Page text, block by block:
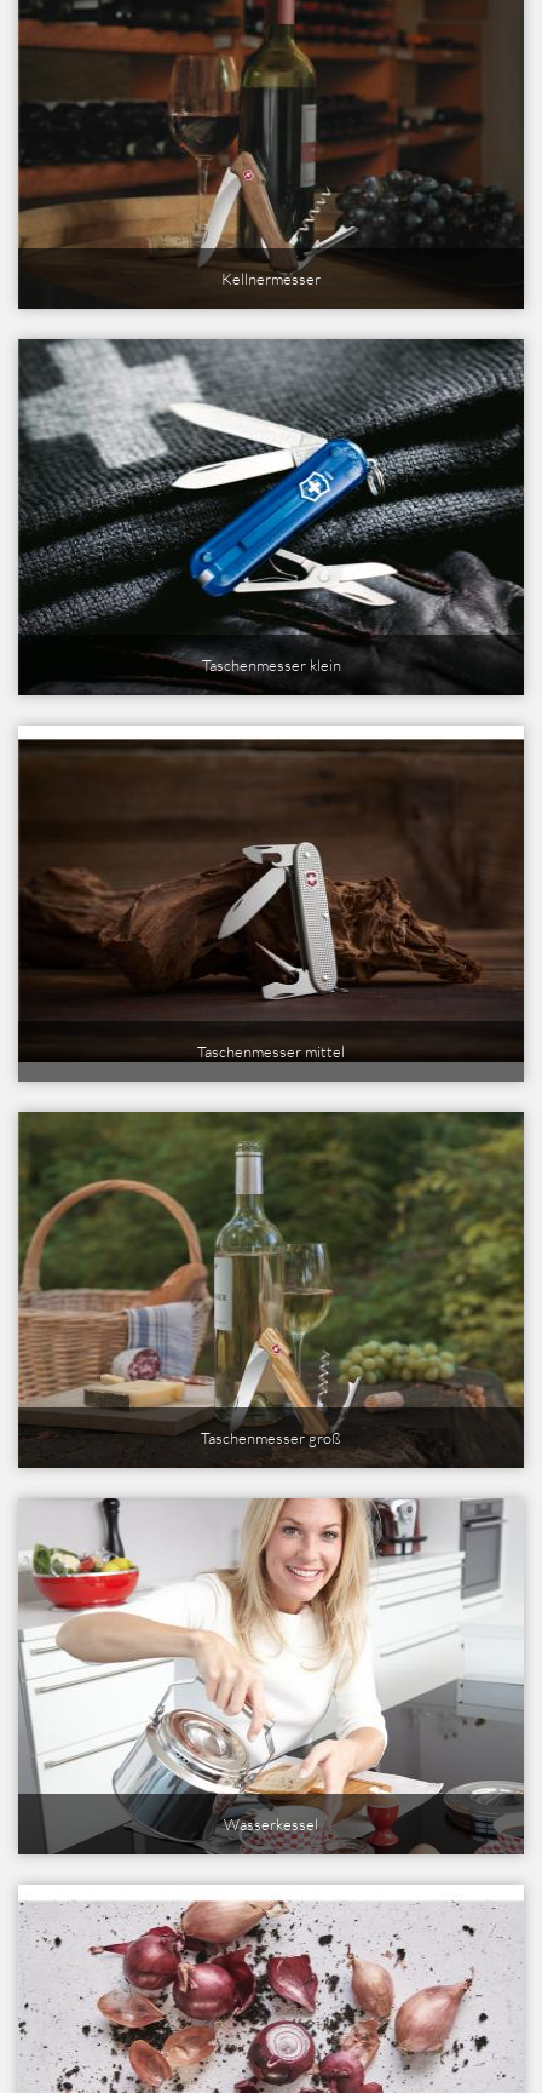
Kellnermesser
Taschenmesser klein
Taschenmesser mittel
Taschenmesser groß
Wasserkessel